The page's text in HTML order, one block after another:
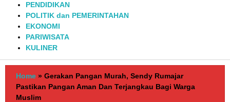
PENDIDIKAN
POLITIK dan PEMERINTAHAN
EKONOMI
PARIWISATA
KULINER
Home » Gerakan Pangan Murah, Sendy Rumajar
Pastikan Pangan Aman Dan Terjangkau Bagi Warga
Muslim